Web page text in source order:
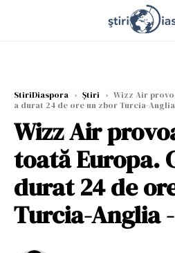
StiriDiaspora › Știri › Wizz Air
a durat 24 de ore un zbor Turcia-Anglia
Wizz Air
toată Europa.
durat 24 de
Turcia-Anglia